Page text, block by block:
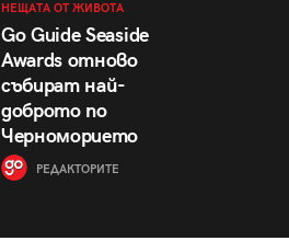
НЕЩАТА ОТ ЖИВОТА
Go Guide Seaside
Awards отново
събират най-
доброто по
Черноморието
РЕДАКТОРИТЕ